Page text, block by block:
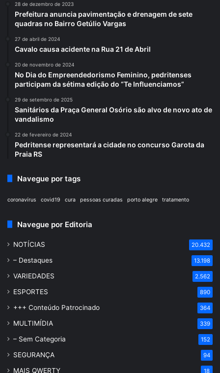
28 de dezembro de 2023
Prefeitura anuncia pavimentação e drenagem de sete
quadras no Bairro Getúlio Vargas
27 de abril de 2024
Cavalo causa acidente na Rua 21 de Abril
20 de novembro de 2024
No Dia do Empreendedorismo Feminino, pedritenses
participam da sétima edição do “Te Influenciamos”
29 de setembro de 2025
Sanitários da Praça General Osório são alvo de novo ato de
vandalismo
22 de fevereiro de 2024
Pedritense representará a cidade no concurso Garota da
Praia RS
Navegue por tags
coronavírus covid19 cura pessoas curadas porto alegre tratamento
Navegue por Editoria
NOTÍCIAS 20.432
– Destaques 13.198
VARIEDADES 2.562
ESPORTES 890
+++ Conteúdo Patrocinado 364
MULTIMÍDIA 339
– Sem Categoria 152
SEGURANÇA 94
MAIS QWERTY 18